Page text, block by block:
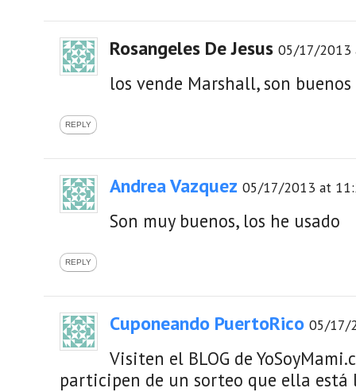
Rosangeles De Jesus 05/17/2013
los vende Marshall, son buenos
REPLY
Andrea Vazquez 05/17/2013 at
Son muy buenos, los he usado
REPLY
Cuponeando PuertoRico 05/17/
Visiten el BLOG de
participen de un sorteo que ella está